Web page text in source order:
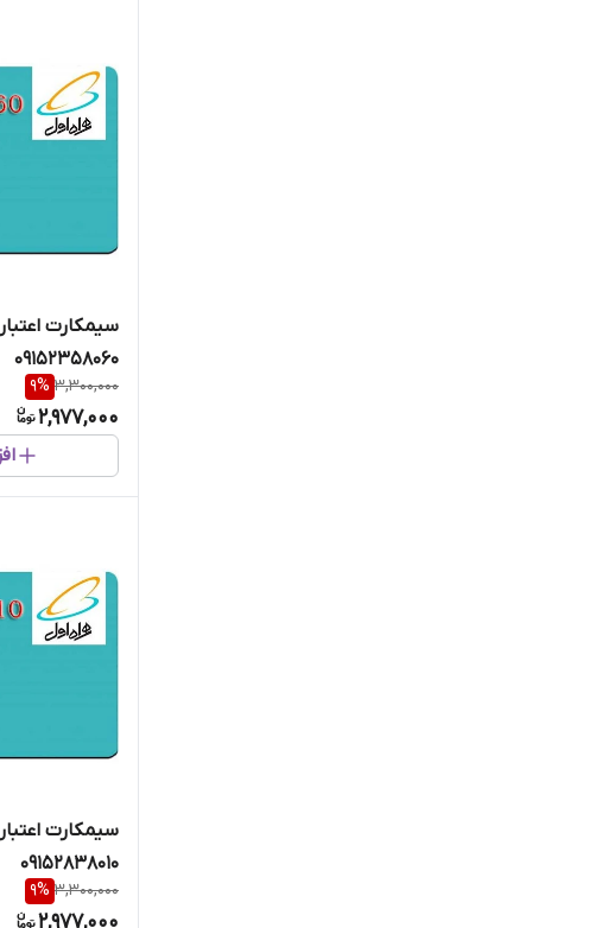
سیمکارت
09152358060
3,300,000
9%
2,977,000
سیمکارت
09152838010
3,300,000
9%